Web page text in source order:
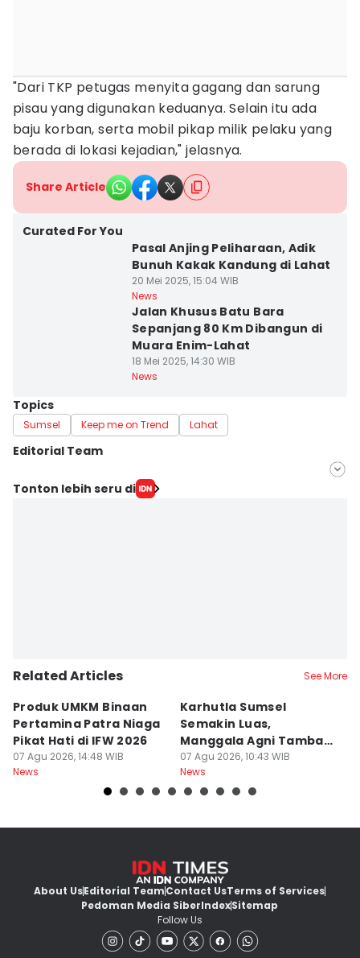
"Dari TKP petugas menyita gagang dan sarung
pisau yang digunakan keduanya. Selain itu ada
baju korban, serta mobil pikap milik pelaku yang
berada di lokasi kejadian," jelasnya.
Share Article
Curated For You
Pasal Anjing Peliharaan, Adik
Bunuh Kakak Kandung di Lahat
20 Mei 2025, 15:04 WIB
News
Jalan Khusus Batu Bara
Sepanjang 80 Km Dibangun di
Muara Enim-Lahat
18 Mei 2025, 14:30 WIB
News
Topics
Sumsel Keep me on Trend Lahat
Editorial Team
Editor
Tonton lebih seru di
Related Articles See More
Produk UMKM Binaan
Pertamina Patra Niaga
Pikat Hati di IFW 2026
07 Agu 2026, 14:48 WIB
News
Karhutla Sumsel
Semakin Luas,
Manggala Agni Tambah
Regu Pemadam
07 Agu 2026, 10:43 WIB
News
About UsEditorial TeamContact UsTerms of Services
Pedoman Media SiberIndexSitemap
Follow Us